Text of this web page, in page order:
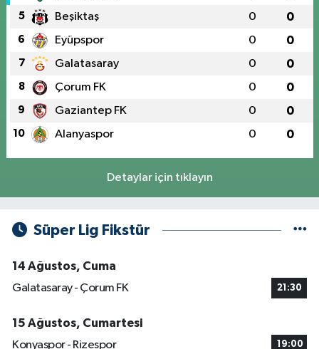
5 Beşiktaş 0 0
6 Eyüpspor 0 0
7 Galatasaray 0 0
8 Çorum FK 0 0
9 Gaziantep FK 0 0
10 Alanyaspor 0 0
Detaylar için tıklayın
Süper Lig Fikstür
14 Ağustos, Cuma
Galatasaray - Çorum FK
21:30
15 Ağustos, Cumartesi
Konyaspor - Rizespor
19:00